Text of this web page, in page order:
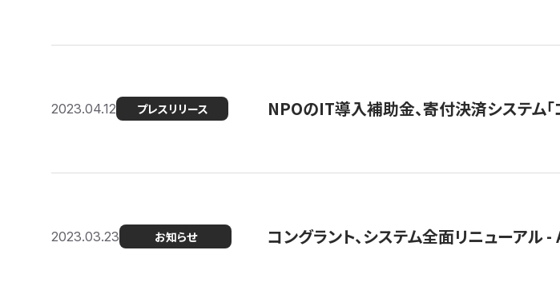
2023.04.12 プレスリリース NPOのIT導入補助金、寄付決済システム
2023.03.23 お知らせ コングラント、システム全面リニューア